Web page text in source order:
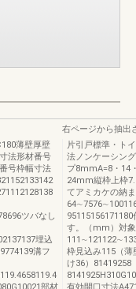
薄壁厚壁
法形材番号
号枠幅寸法
ツバなし
埋込
溝フ
部材
右ページから抽出
片引戸標準・ト
法ノンケーシン
プ8mmA=8・14
24mm縦枠上枠
てアミカケの納
す。（mm）対
枠見込み115（薄
け36）81419258
有効開口寸法